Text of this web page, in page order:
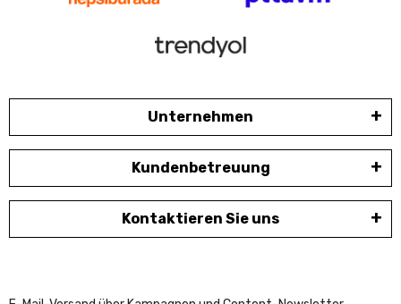
Unternehmen
Kundenbetreuung
Kontaktieren Sie uns